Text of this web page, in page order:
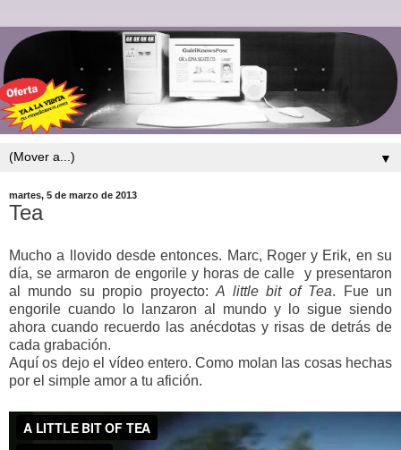
▼
martes, 5 de marzo de 2013
Tea
Mucho a llovido desde entonces. Marc, Roger y Erik, en su
día, se armaron de engorile y horas de calle y presentaron
al mundo su propio proyecto:A little bit of Tea. Fue un
engorile cuando lo lanzaron al mundo y lo sigue siendo
ahora cuando recuerdo las anécdotas y risas de detrás de
cada grabación.
Aquí os dejo el vídeo entero. Como molan las cosas hechas
por el simple amor a tu afición.